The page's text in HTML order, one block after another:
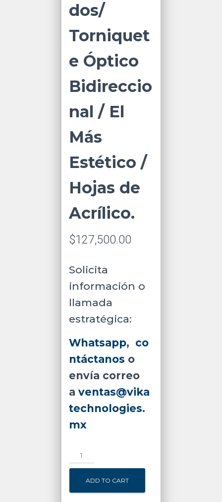
dos/
Torniquet
e Óptico
Bidireccio
nal / El
Más
Estético /
Hojas de
Acrílico.
$127,500.00
Solicita
información o
llamada
estratégica:
Whatsapp, co
ntáctanos o
envía correo
a ventas@vika
technologies.
mx
5,000,000
de
Garantizados/
Torniquete
ADD TO CART